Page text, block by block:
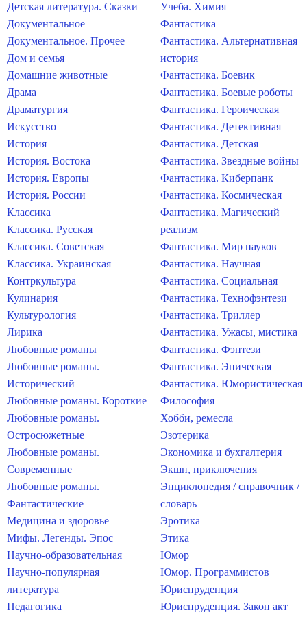
Детская литература. Сказки
Документальное
Документальное. Прочее
Дом и семья
Домашние животные
Драма
Драматургия
Искусство
История
История. Востока
История. Европы
История. России
Классика
Классика. Русская
Классика. Советская
Классика. Украинская
Контркультура
Кулинария
Культурология
Лирика
Любовные романы
Любовные романы.
Исторический
Любовные романы. Короткие
Любовные романы.
Остросюжетные
Любовные романы.
Современные
Любовные романы.
Фантастические
Медицина и здоровье
Мифы. Легенды. Эпос
Научно-образовательная
Научно-популярная
литература
Педагогика
Учеба. Химия
Фантастика
Фантастика. Альтернативная
история
Фантастика. Боевик
Фантастика. Боевые роботы
Фантастика. Героическая
Фантастика. Детективная
Фантастика. Детская
Фантастика. Звездные войны
Фантастика. Киберпанк
Фантастика. Космическая
Фантастика. Магический
реализм
Фантастика. Мир пауков
Фантастика. Научная
Фантастика. Социальная
Фантастика. Технофэнтези
Фантастика. Триллер
Фантастика. Ужасы, мистика
Фантастика. Фэнтези
Фантастика. Эпическая
Фантастика. Юмористическая
Философия
Хобби, ремесла
Эзотерика
Экономика и бухгалтерия
Экшн, приключения
Энциклопедия / справочник /
словарь
Эротика
Этика
Юмор
Юмор. Программистов
Юриспруденция
Юриспруденция. Закон акт